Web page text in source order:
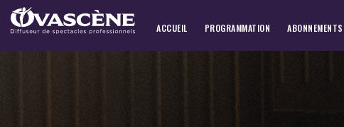
ACCUEIL PROGRAMMATION ABONNEMENTS